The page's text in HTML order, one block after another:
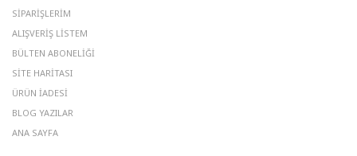
SIPARIŞLERIM
ALIŞVERIŞ LISTEM
BÜLTEN ABONELIĞI
SITE HARITASI
ÜRÜN İADESI
BLOG YAZILAR
ANA SAYFA